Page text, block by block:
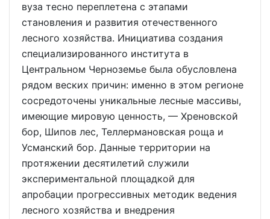
вуза тесно переплетена с этапами
становления и развития отечественного
лесного хозяйства. Инициатива создания
специализированного института в
Центральном Черноземье была обусловлена
рядом веских причин: именно в этом регионе
сосредоточены уникальные лесные массивы,
имеющие мировую ценность, — Хреновской
бор, Шипов лес, Теллермановская роща и
Усманский бор. Данные территории на
протяжении десятилетий служили
экспериментальной площадкой для
апробации прогрессивных методик ведения
лесного хозяйства и внедрения